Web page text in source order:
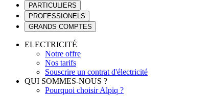
PARTICULIERS
PROFESSIONELS
GRANDS COMPTES
ELECTRICITÉ
Notre offre
Nos tarifs
Souscrire un contrat d'électricité
QUI SOMMES-NOUS ?
Pourquoi choisir Alpiq ?